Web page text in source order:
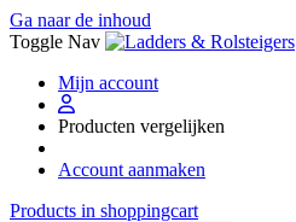
Ga naar de inhoud
Toggle Nav
Mijn account
Producten vergelijken
Account aanmaken
Products in shoppingcart